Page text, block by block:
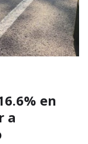
en
a